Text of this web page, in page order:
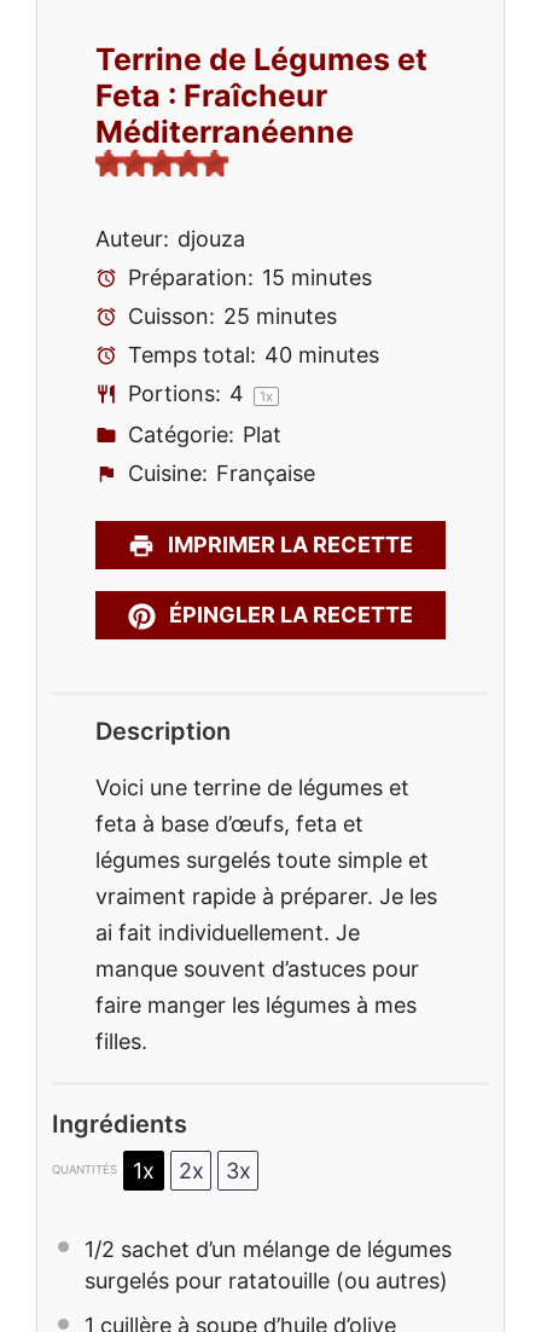
Terrine de Légumes et
Feta : Fraîcheur
Méditerranéenne
Auteur: djouza
Préparation: 15 minutes
Cuisson: 25 minutes
Temps total: 40 minutes
Portions: 4 1x
Catégorie: Plat
Cuisine: Française
IMPRIMER LA RECETTE
ÉPINGLER LA RECETTE
Description
Voici une terrine de légumes et
feta à base d’œufs, feta et
légumes surgelés toute simple et
vraiment rapide à préparer. Je les
ai fait individuellement. Je
manque souvent d’astuces pour
faire manger les légumes à mes
filles.
Ingrédients
QUANTITÉS 1x 2x 3x
1/2 sachet d’un mélange de légumes
surgelés pour ratatouille (ou autres)
1 cuillère à soupe d’huile d’olive